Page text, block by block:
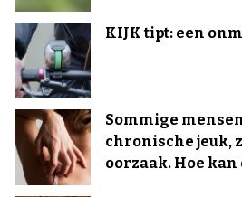
KIJK tipt: een
Sommige
chronische jeuk,
oorzaak. Hoe kan